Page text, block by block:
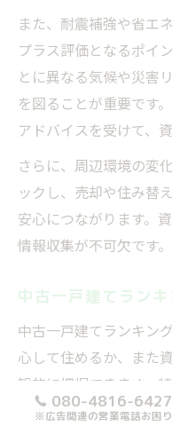
また、耐震補強や省エ
プラス評価となるポイ
とに異なる気候や災害
を図ることが重要です
アドバイスを受けて、
さらに、周辺環境の変
ックし、売却や住み替
安心につながります。
情報収集が不可欠です。
中古一戸建てラン
中古一戸建てランキン
心して住めるか、また
観的に把握できます。
など交通アクセスや生
080-4816-6427
※広告関連の営業電話お困り